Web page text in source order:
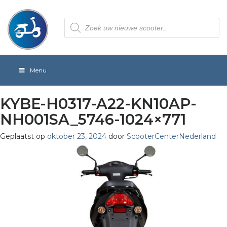
Producten
zoeken
Menu
KYBE-H0317-A22-KN10AP-
NH001SA_5746-1024×771
Geplaatst op oktober 23, 2024 door ScooterCenterNederland